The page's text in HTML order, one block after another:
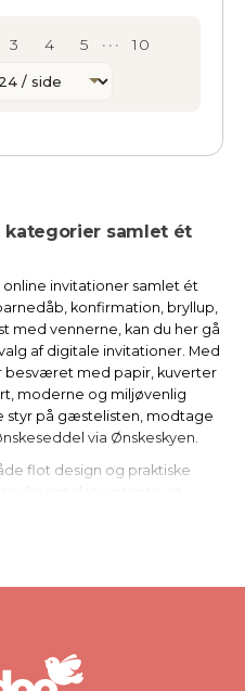
3 4 5 ••• 10
kategorier samlet ét
invitationer samlet ét
konfirmation, bryllup,
med vennerne, kan du her gå
af digitale invitationer. Med
besværet med papir, kuverter
moderne og miljøvenlig
styr på gæstelisten, modtage
via Ønskeskyen.
flot design og praktiske
så du hurtigt får et